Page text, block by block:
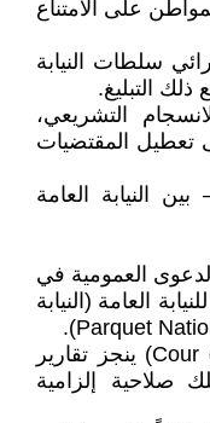
على الامتناع
سلطات النيابة
ذلك التبليغ.
التشريعي،
الباب إلى تعطيل المقتضيات
النيابة العامة
العمومية في
العامة (النيابة
• مجلس الحسابات (Cour des Comptes) ينجز تقارير
صلاحية إلزامية